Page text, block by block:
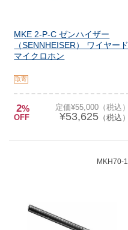
MKE 2-P-C ゼンハイザー
（SENNHEISER） ワイヤード
マイクロホン
取寄
2%
OFF
定価¥55,000（税込）
¥53,625（税込）
MKH70-1